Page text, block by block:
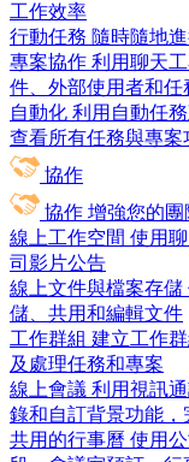
工作效率
行動任務 隨時隨地
專案協作 利用聊天
件、外部使用者和
自動化 利用自動任
查看所有任務與專案
協作
協作 增強您的團
線上工作空間 使用
司影片公告
線上文件與檔案存儲
儲、共用和編輯文件
工作群組 建立工作
及處理任務和專案
線上會議 利用視訊
錄和自訂背景功能，
共用的行事曆 使用